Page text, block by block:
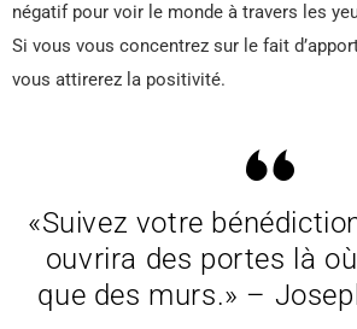
négatif pour voir le monde à travers les
Si vous vous concentrez sur le fait
vous attirerez la positivité.
«Suivez votre
ouvrira des portes là
que des murs.» –